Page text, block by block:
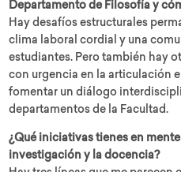
Departamento de Filosofía y
Hay desafíos estructurales
clima laboral cordial y una
estudiantes. Pero también hay
con urgencia en la articulación
fomentar un diálogo
departamentos de la Facultad.
¿Qué iniciativas tienes en
investigación y la docencia?